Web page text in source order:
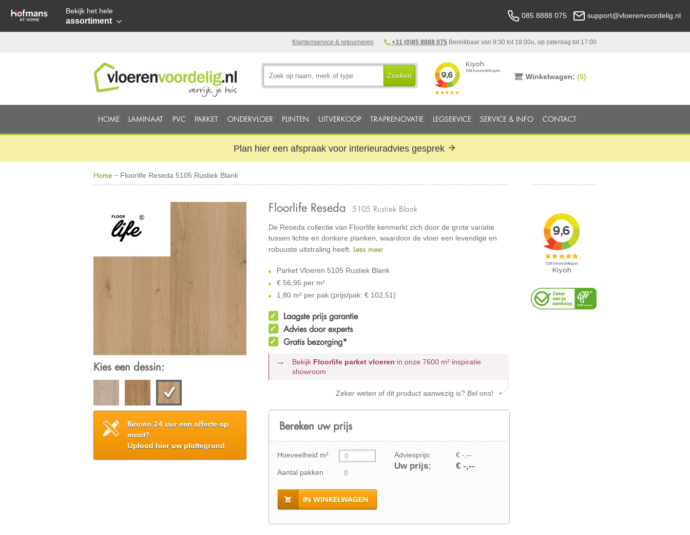
Bekijk het hele
assortiment
085 8888 075 support@vloerenvoordelig.nl
+31 (0)85 8888 075 Bereikbaar van 9:30 tot 18:00u, op zaterdag tot 17:00
Klantenservice & retourneren
Zoeken Winkelwagen: (0)
HOME LAMINAAT PVC PARKET ONDERVLOER PLINTEN UITVERKOOP TRAPRENOVATIE LEGSERVICE SERVICE & INFO CONTACT
Plan hier een afspraak voor interieuradvies gesprek
Home Floorlife Reseda 5105 Rustiek Blank
Kies een dessin:
Binnen 24 uur een offerte op
maat?
Upload hier uw plattegrond
Floorlife Reseda 5105 Rustiek Blank
De Reseda collectie van Floorlife kenmerkt zich door de grote variatie
tussen lichte en donkere planken, waardoor de vloer een levendige en
robuuste uitstraling heeft. Lees meer
Parket Vloeren 5105 Rustiek Blank
€ 56,95 per m²
1,80 m² per pak (prijs/pak: € 102,51)
Laagste prijs garantie
Advies door experts
Gratis bezorging*
Bekijk Floorlife parket vloeren in onze 7600 m² inspiratie
showroom
Zeker weten of dit product aanwezig is? Bel ons!
Bereken uw prijs
Hoeveelheid m²
Aantal pakken
Adviesprijs: € -,--
Uw prijs: € -,--
IN WINKELWAGEN